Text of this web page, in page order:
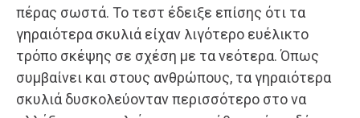
πέρας σωστά. Το τεστ έδειξε επίσης ότι τα
γηραιότερα σκυλιά είχαν λιγότερο ευέλικτο
τρόπο σκέψης σε σχέση με τα νεότερα. Όπως
συμβαίνει και στους ανθρώπους, τα γηραιότερα
σκυλιά δυσκολεύονταν περισσότερο στο να